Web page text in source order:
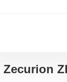
Zecurion